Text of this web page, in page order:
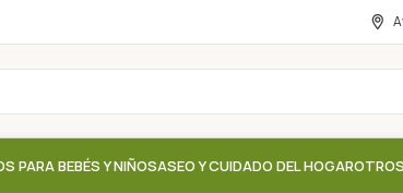
PARA BEBÉS Y NIÑOSASEO Y CUIDADO DEL HOGAROTROS